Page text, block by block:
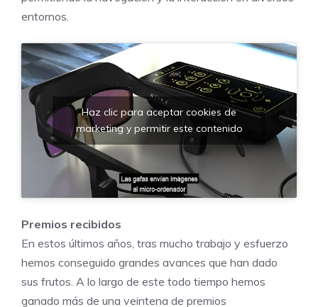
entornos.
Haz clic para aceptar cookies de
marketing y permitir este contenido
Premios recibidos
En estos últimos años, tras mucho trabajo y esfuerzo
hemos conseguido grandes avances que han dado
sus frutos. A lo largo de este todo tiempo hemos
ganado más de una veintena de premios